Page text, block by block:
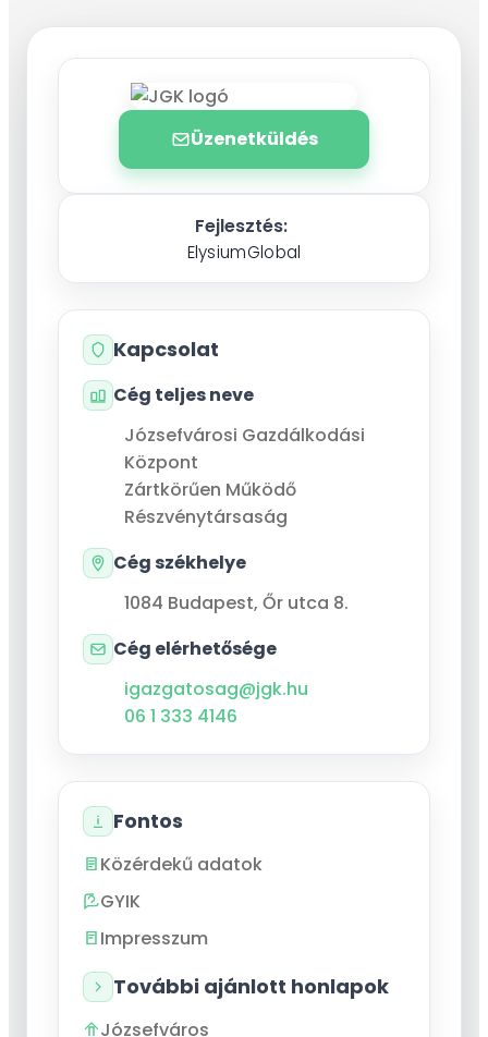
Üzenetküldés
Fejlesztés:
ElysiumGlobal
Kapcsolat
Cég teljes neve
Józsefvárosi Gazdálkodási
Központ
Zártkörűen Működő
Részvénytársaság
Cég székhelye
1084 Budapest, Őr utca 8.
Cég elérhetősége
igazgatosag@jgk.hu
06 1 333 4146
Fontos
Közérdekű adatok
GYIK
Impresszum
További ajánlott honlapok
Józsefváros